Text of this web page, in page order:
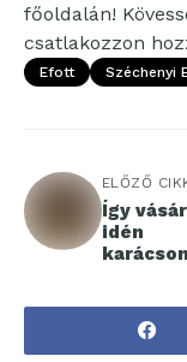
főoldalán!
csatlakozzon
Efott Széchenyi
ELŐZŐ
Így
idén
esküszik